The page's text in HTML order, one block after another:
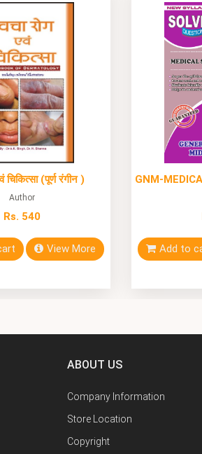
चिकित्सा (पूर्ण रंगीन )
Author
Rs. 540
View More Add to
ABOUT US
Company Information
Store Location
Copyright